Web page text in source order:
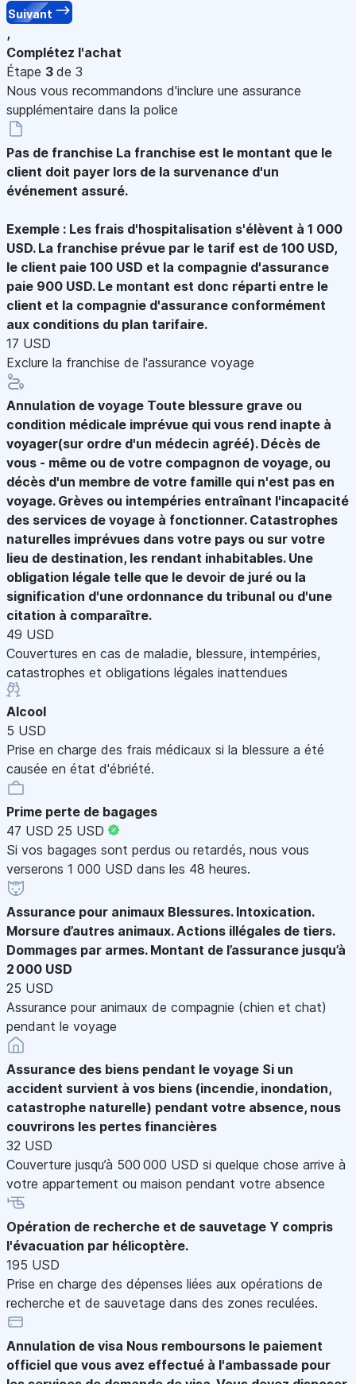
Suivant
,
Complétez l'achat
Étape 3 de 3
Nous vous recommandons d'inclure une assurance
supplémentaire dans la police
Pas de franchise La franchise est le montant que le
client doit payer lors de la survenance d'un
événement assuré.
Exemple : Les frais d'hospitalisation s'élèvent à 1 000
USD. La franchise prévue par le tarif est de 100 USD,
le client paie 100 USD et la compagnie d'assurance
paie 900 USD. Le montant est donc réparti entre le
client et la compagnie d'assurance conformément
aux conditions du plan tarifaire.
17 USD
Exclure la franchise de l'assurance voyage
Annulation de voyage Toute blessure grave ou
condition médicale imprévue qui vous rend inapte à
voyager(sur ordre d'un médecin agréé). Décès de
vous - même ou de votre compagnon de voyage, ou
décès d'un membre de votre famille qui n'est pas en
voyage. Grèves ou intempéries entraînant l'incapacité
des services de voyage à fonctionner. Catastrophes
naturelles imprévues dans votre pays ou sur votre
lieu de destination, les rendant inhabitables. Une
obligation légale telle que le devoir de juré ou la
signification d'une ordonnance du tribunal ou d'une
citation à comparaître.
49 USD
Couvertures en cas de maladie, blessure, intempéries,
catastrophes et obligations légales inattendues
Alcool
5 USD
Prise en charge des frais médicaux si la blessure a été
causée en état d'ébriété.
Prime perte de bagages
47 USD 25 USD
Si vos bagages sont perdus ou retardés, nous vous
verserons 1 000 USD dans les 48 heures.
Assurance pour animaux Blessures. Intoxication.
Morsure d’autres animaux. Actions illégales de tiers.
Dommages par armes. Montant de l’assurance jusqu’à
2 000 USD
25 USD
Assurance pour animaux de compagnie (chien et chat)
pendant le voyage
Assurance des biens pendant le voyage Si un
accident survient à vos biens (incendie, inondation,
catastrophe naturelle) pendant votre absence, nous
couvrirons les pertes financières
32 USD
Couverture jusqu’à 500 000 USD si quelque chose arrive à
votre appartement ou maison pendant votre absence
Opération de recherche et de sauvetage Y compris
l'évacuation par hélicoptère.
195 USD
Prise en charge des dépenses liées aux opérations de
recherche et de sauvetage dans des zones reculées.
Annulation de visa Nous remboursons le paiement
officiel que vous avez effectué à l'ambassade pour